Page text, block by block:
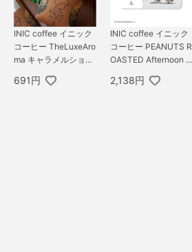
INIC coffee イニック
コーヒー TheLuxeAro
ma キャラメルショコ
送
691円
INIC coffee イニック
コーヒー PEANUTS R
OASTED Afternoon B
2,138円